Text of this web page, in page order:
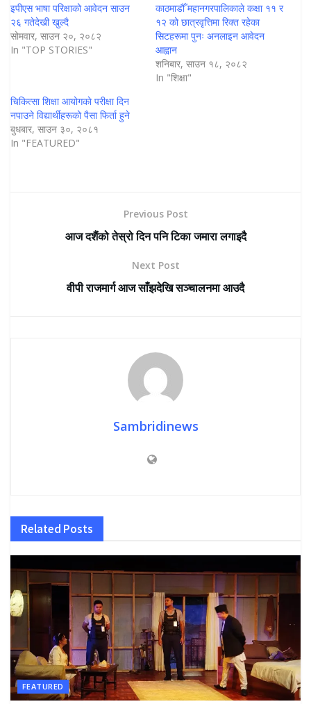
इपीएस भाषा परिक्षाको आवेदन साउन
२६ गतेदेखी खुल्दै
सोमवार, साउन २०, २०८२
In "TOP STORIES"
काठमाडौँ महानगरपालिकाले कक्षा ११ र
१२ को छात्रवृत्तिमा रिक्त रहेका
सिटहरूमा पुनः अनलाइन आवेदन
आह्वान
शनिबार, साउन १८, २०८२
In "शिक्षा"
चिकित्सा शिक्षा आयोगकाे परीक्षा दिन
नपाउने विद्यार्थीहरूको पैसा फिर्ता हुने
बुधबार, साउन ३०, २०८१
In "FEATURED"
Previous Post
आज दशैंको तेस्रो दिन पनि टिका जमारा लगाइदै
Next Post
वीपी राजमार्ग आज साँझदेखि सञ्चालनमा आउदै
Sambridinews
Related Posts
FEATURED